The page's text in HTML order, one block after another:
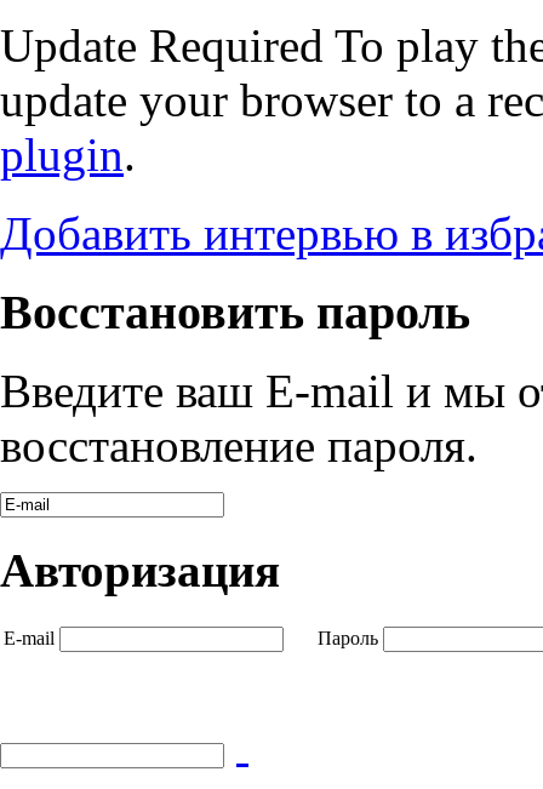
Update Required To play
update your browser to a
plugin.
Добавить интервью в
Восстановить пароль
Введите ваш E-mail и мы
восстановление пароля.
Авторизация
E-mail Пароль